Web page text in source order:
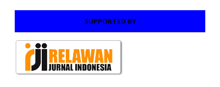
SUPPORTED BY